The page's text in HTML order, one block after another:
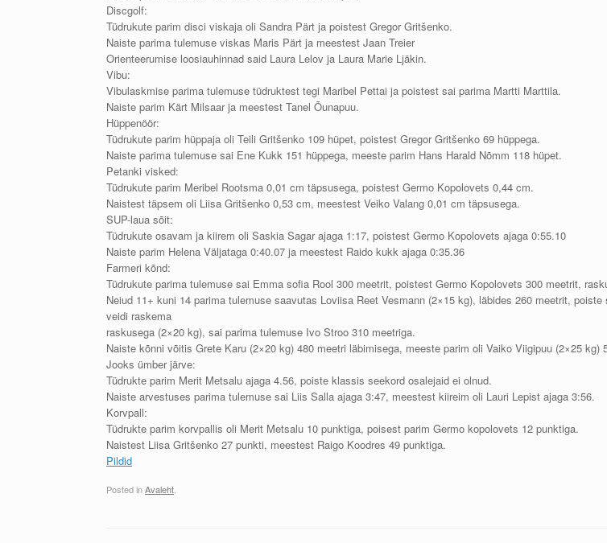
Discgolf:
Tüdrukute parim disci viskaja oli Sandra Pärt ja poistest Gregor Gritšenko.
Naiste parima tulemuse viskas Maris Pärt ja meestest Jaan Treier
Orienteerumise loosiauhinnad said Laura Lelov ja Laura Marie Ljäkin.
Vibu:
Vibulaskmise parima tulemuse tüdruktest tegi Maribel Pettai ja poistest sai parima Martti Marttila.
Naiste parim Kärt Milsaar ja meestest Tanel Õunapuu.
Hüppenöör:
Tüdrukute parim hüppaja oli Teili Gritšenko 109 hüpet, poistest Gregor Gritšenko 69 hüppega.
Naiste parima tulemuse sai Ene Kukk 151 hüppega, meeste parim Hans Harald Nõmm 118 hüpet.
Petanki visked:
Tüdrukute parim Meribel Rootsma 0,01 cm täpsusega, poistest Germo Kopolovets 0,44 cm.
Naistest täpsem oli Liisa Gritšenko 0,53 cm, meestest Veiko Valang 0,01 cm täpsusega.
SUP-laua sõit:
Tüdrukute osavam ja kiirem oli Saskia Sagar ajaga 1:17, poistest Germo Kopolovets ajaga 0:55.10
Naiste parim Helena Väljataga 0:40.07 ja meestest Raido kukk ajaga 0:35.36
Farmeri kõnd:
Tüdrukute parima tulemuse sai Emma sofia Rool 300 meetrit, poistest Germo Kopolovets 300 meetrit,
Neiud 11+ kuni 14 parima tulemuse saavutas Loviisa Reet Vesmann (2×15 kg), läbides 260 meetrit,
veidi raskema
raskusega (2×20 kg), sai parima tulemuse Ivo Stroo 310 meetriga.
Naiste kõnni võitis Grete Karu (2×20 kg) 480 meetri läbimisega, meeste parim oli Vaiko Viigipuu (2×25 kg)
Jooks ümber järve:
Tüdrukte parim Merit Metsalu ajaga 4.56, poiste klassis seekord osalejaid ei olnud.
Naiste arvestuses parima tulemuse sai Liis Salla ajaga 3:47, meestest kiireim oli Lauri Lepist ajaga 3:56.
Korvpall:
Tüdrukte parim korvpallis oli Merit Metsalu 10 punktiga, poisest parim Germo kopolovets 12 punktiga.
Naistest Liisa Gritšenko 27 punkti, meestest Raigo Koodres 49 punktiga.
Pildid
Posted inAvaleht